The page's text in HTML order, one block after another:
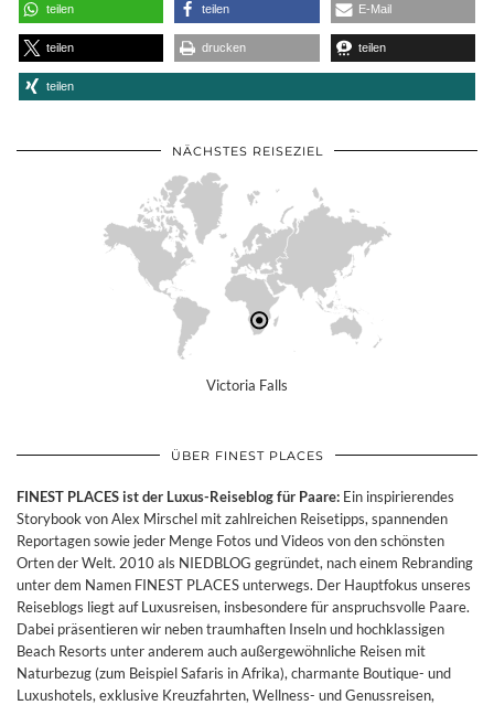
teilen teilen E-Mail
teilen drucken teilen
teilen
NÄCHSTES REISEZIEL
Victoria Falls
ÜBER FINEST PLACES
FINEST PLACES ist der Luxus-Reiseblog für Paare: Ein inspirierendes
Storybook von Alex Mirschel mit zahlreichen Reisetipps, spannenden
Reportagen sowie jeder Menge Fotos und Videos von den schönsten
Orten der Welt. 2010 als NIEDBLOG gegründet, nach einem Rebranding
unter dem Namen FINEST PLACES unterwegs. Der Hauptfokus unseres
Reiseblogs liegt auf Luxusreisen, insbesondere für anspruchsvolle Paare.
Dabei präsentieren wir neben traumhaften Inseln und hochklassigen
Beach Resorts unter anderem auch außergewöhnliche Reisen mit
Naturbezug (zum Beispiel Safaris in Afrika), charmante Boutique- und
Luxushotels, exklusive Kreuzfahrten, Wellness- und Genussreisen,